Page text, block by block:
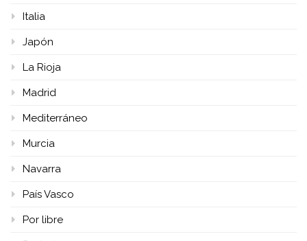
Italia
Japón
La Rioja
Madrid
Mediterráneo
Murcia
Navarra
País Vasco
Por libre